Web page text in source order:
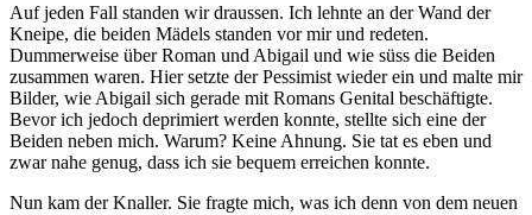
Auf jeden Fall standen wir draussen. Ich lehnte an der Wand der
Kneipe, die beiden Mädels standen vor mir und redeten.
Dummerweise über Roman und Abigail und wie süss die Beiden
zusammen waren. Hier setzte der Pessimist wieder ein und malte mir
Bilder, wie Abigail sich gerade mit Romans Genital beschäftigte.
Bevor ich jedoch deprimiert werden konnte, stellte sich eine der
Beiden neben mich. Warum? Keine Ahnung. Sie tat es eben und
zwar nahe genug, dass ich sie bequem erreichen konnte.
Nun kam der Knaller. Sie fragte mich, was ich denn von dem neuen